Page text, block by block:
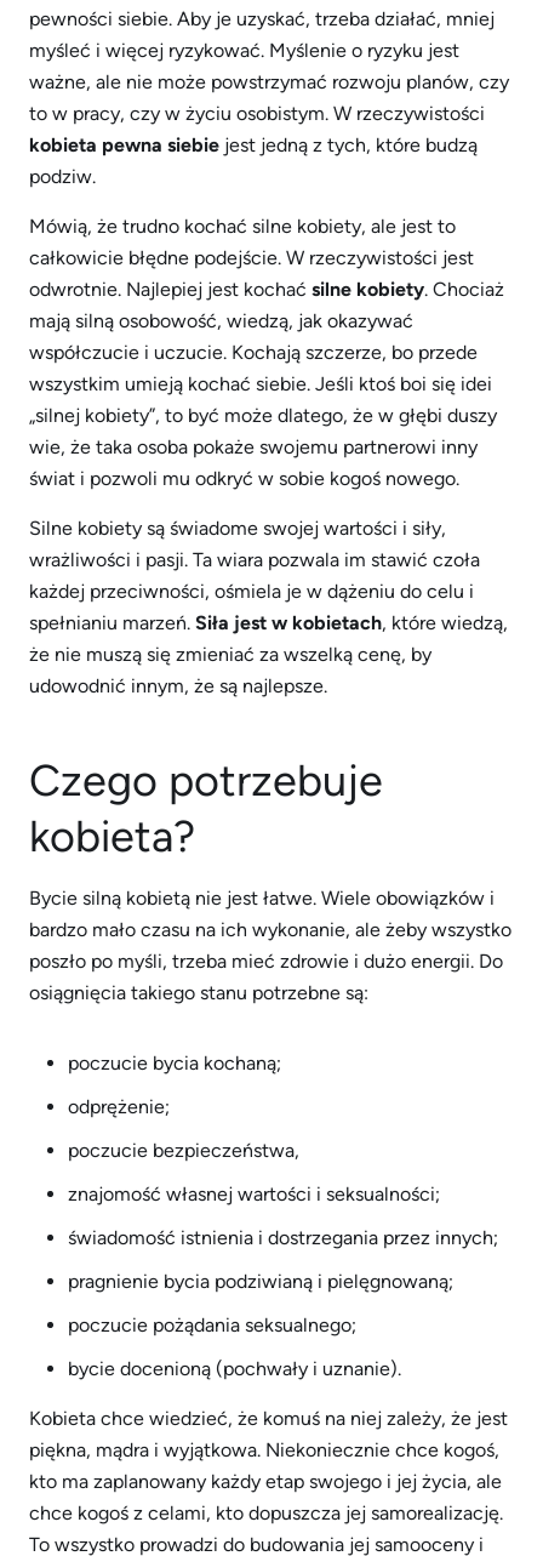
pewności siebie. Aby je uzyskać, trzeba działać, mniej
myśleć i więcej ryzykować. Myślenie o ryzyku jest
ważne, ale nie może powstrzymać rozwoju planów, czy
to w pracy, czy w życiu osobistym. W rzeczywistości
kobieta pewna siebie jest jedną z tych, które budzą
podziw.
Mówią, że trudno kochać silne kobiety, ale jest to
całkowicie błędne podejście. W rzeczywistości jest
odwrotnie. Najlepiej jest kochać silne kobiety. Chociaż
mają silną osobowość, wiedzą, jak okazywać
współczucie i uczucie. Kochają szczerze, bo przede
wszystkim umieją kochać siebie. Jeśli ktoś boi się idei
„silnej kobiety”, to być może dlatego, że w głębi duszy
wie, że taka osoba pokaże swojemu partnerowi inny
świat i pozwoli mu odkryć w sobie kogoś nowego.
Silne kobiety są świadome swojej wartości i siły,
wrażliwości i pasji. Ta wiara pozwala im stawić czoła
każdej przeciwności, ośmiela je w dążeniu do celu i
spełnianiu marzeń. Siła jest w kobietach, które wiedzą,
że nie muszą się zmieniać za wszelką cenę, by
udowodnić innym, że są najlepsze.
Czego potrzebuje
kobieta?
Bycie silną kobietą nie jest łatwe. Wiele obowiązków i
bardzo mało czasu na ich wykonanie, ale żeby wszystko
poszło po myśli, trzeba mieć zdrowie i dużo energii. Do
osiągnięcia takiego stanu potrzebne są:
poczucie bycia kochaną;
odprężenie;
poczucie bezpieczeństwa,
znajomość własnej wartości i seksualności;
świadomość istnienia i dostrzegania przez innych;
pragnienie bycia podziwianą i pielęgnowaną;
poczucie pożądania seksualnego;
bycie docenioną (pochwały i uznanie).
Kobieta chce wiedzieć, że komuś na niej zależy, że jest
piękna, mądra i wyjątkowa. Niekoniecznie chce kogoś,
kto ma zaplanowany każdy etap swojego i jej życia, ale
chce kogoś z celami, kto dopuszcza jej samorealizację.
To wszystko prowadzi do budowania jej samooceny i